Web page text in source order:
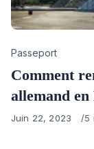
Category
Passeport
Comment
allemand
Published
Juin 22, 2023 5